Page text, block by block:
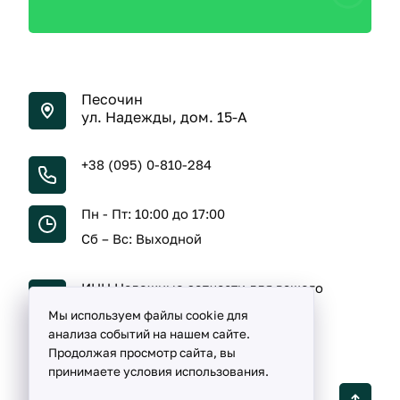
Песочин
ул. Надежды, дом. 15-А
+38 (095) 0-810-284
Пн - Пт: 10:00 до 17:00
Сб – Вс: Выходной
ИНН Надежные запчасти для вашего
автомобиля
Мы используем файлы cookie для
анализа событий на нашем сайте.
Продолжая просмотр сайта, вы
принимаете условия использования.